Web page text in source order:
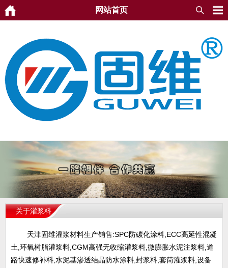
网站首页
关于灌浆料
天津固维灌浆材料生产销售:SPC防碳化涂料,ECC高延性混凝
土,环氧树脂灌浆料,CGM高强无收缩灌浆料,微膨胀水泥注浆料,道
路快速修补料,水泥基渗透结晶防水涂料,封浆料,套筒灌浆料,设备